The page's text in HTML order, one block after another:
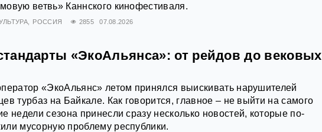
ветвь» Каннского кинофестиваля.
РОССИЯ 2855 07.08.2026
«ЭкоАльянса»: от рейдов до вековых
«ЭкоАльянс» летом принялся выискивать нарушителей
турбаз на Байкале. Как говорится, главное – не выйти на самого
недели сезона принесли сразу несколько новостей, которые по-
мусорную проблему республики.